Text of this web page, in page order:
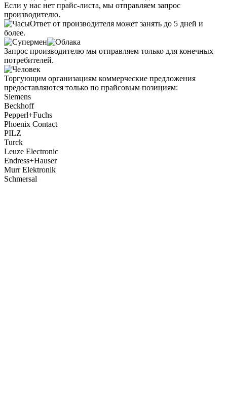
Если у нас нет прайс-листа, мы отправляем запрос
производителю.
Ответ от производителя может занять до 5 дней и
более.
Запрос производителю мы отправляем только для конечных
потребителей.
Торгующим организациям коммерческие предложения
предоставляются только по прайсовым позициям:
Siemens
Beckhoff
Pepperl+Fuchs
Phoenix Contact
PILZ
Turck
Leuze Electronic
Endress+Hauser
Murr Elektronik
Schmersal